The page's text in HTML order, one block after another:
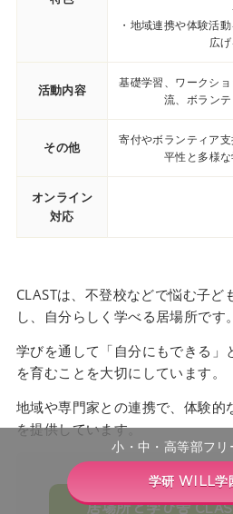
・地域連携や体験活
広
活動内容
基礎学習、ワークシ
流、ボラン
その他
寄付やボランティア
平性と多様
オンライン
対応
CLASTは、不登校などで悩む子ど
し、自分らしく学べる居場所です。
学びを通して「自分にもできる」
を育むことを大切にしています。
地域や専門家との連携で、体験的
を提供しています。
居場所と学び舎
小・中・高等部フリ
学研 WILL学